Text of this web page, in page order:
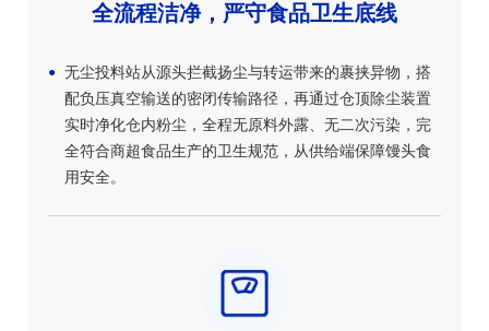
全流程洁净，严守食品卫生底线
无尘投料站从源头拦截扬尘与转运带来的裹挟异物，搭
配负压真空输送的密闭传输路径，再通过仓顶除尘装置
实时净化仓内粉尘，全程无原料外露、无二次污染，完
全符合商超食品生产的卫生规范，从供给端保障馒头食
用安全。